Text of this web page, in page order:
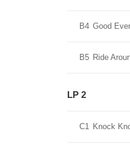
B4 Good
B5 Ride
LP 2
C1 Knock